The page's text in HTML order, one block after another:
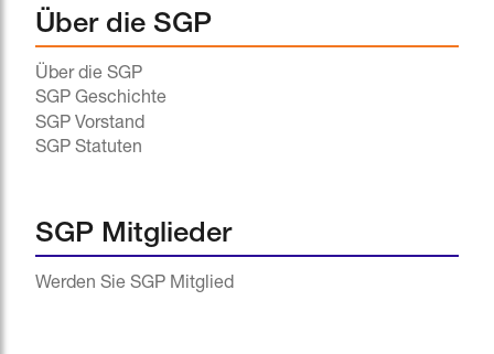
Über die SGP
Über die SGP
SGP Geschichte
SGP Vorstand
SGP Statuten
SGP Mitglieder
Werden Sie SGP Mitglied